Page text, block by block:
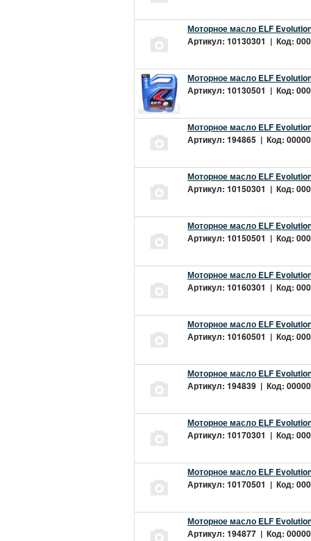
Моторное масло ELF
Артикул: 10130301 | Код:
Моторное масло ELF
Артикул: 10130501 | Код:
Моторное масло ELF
Артикул: 194865 | Код:
Моторное масло ELF
Артикул: 10150301 | Код:
Моторное масло ELF
Артикул: 10150501 | Код:
Моторное масло ELF
Артикул: 10160301 | Код:
Моторное масло ELF
Артикул: 10160501 | Код:
Моторное масло ELF
Артикул: 194839 | Код:
Моторное масло ELF
Артикул: 10170301 | Код:
Моторное масло ELF
Артикул: 10170501 | Код:
Моторное масло ELF
Артикул: 194877 | Код: